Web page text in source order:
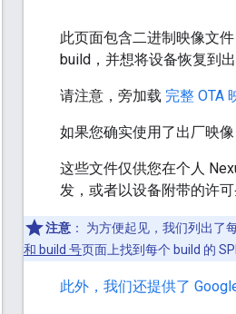
此页面包含二进制映像文
build，并想将设备恢复到
请注意，旁加载 完整 OTA
如果您确实使用了出厂映
这些文件仅供您在个人
发，或者以设备附带的许
注意 ： 为方便起见，我们列出了
和 build 号页面上找到每个 build 的
此外，我们还提供了